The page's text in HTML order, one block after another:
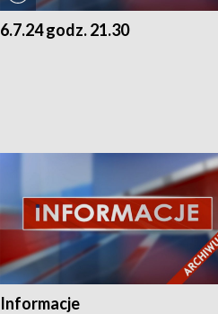
6.7.24 godz. 21.30
Informacje